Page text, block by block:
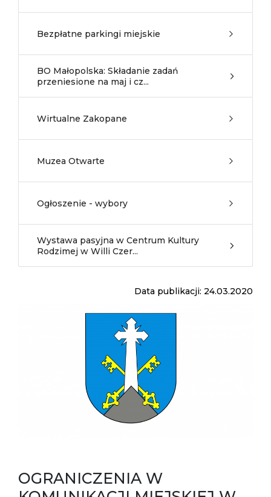
Bezpłatne parkingi miejskie
BO Małopolska: Składanie zadań
przeniesione na maj i cz...
Wirtualne Zakopane
Muzea Otwarte
Ogłoszenie - wybory
Wystawa pasyjna w Centrum Kultury
Rodzimej w Willi Czer...
Data publikacji: 24.03.2020
OGRANICZENIA W